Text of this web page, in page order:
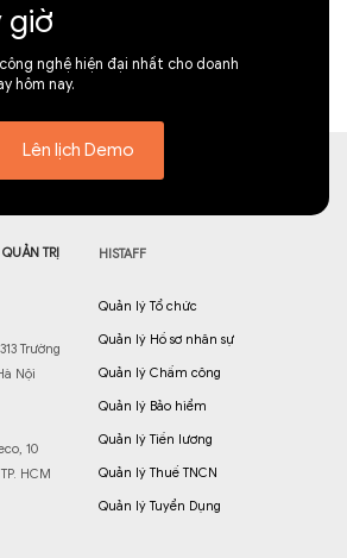
giờ
nghệ hiện đại nhất cho doanh
hôm nay.
Lên lịch Demo
TRỊ
Trường
Nội
10
HCM
HISTAFF
Quản lý Tổ chức
Quản lý Hồ sơ nhân sự
Quản lý Chấm công
Quản lý Bảo hiểm
Quản lý Tiền lương
Quản lý Thuế TNCN
Quản lý Tuyển Dụng